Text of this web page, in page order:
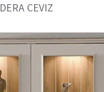
CEVIZ